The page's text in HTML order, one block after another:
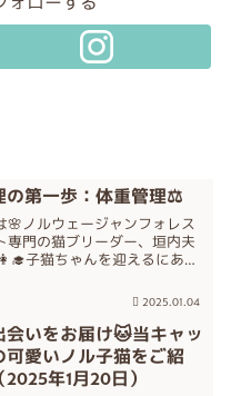
の第一歩：体重管理⚖️
🌸ノルウェージャンフォレス
専門の猫ブリーダー、垣内夫
子猫ちゃんを迎えるにあた
重管理」です📊本日のブログ
明いた...
2025.01.04
会いをお届け🐱当キャッ
可愛いノル子猫をご紹
年1月20日）